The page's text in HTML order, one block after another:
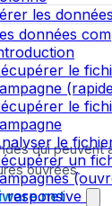
les
données
le
le
le
un
responsive
qui peuvent
ouvrées.